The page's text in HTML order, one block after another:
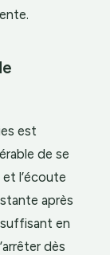
est
de se
l’écoute
après
en
dès